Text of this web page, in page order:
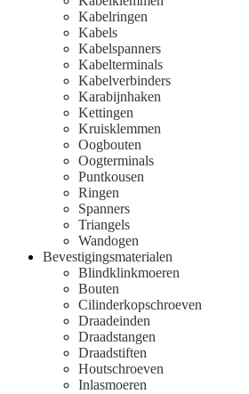
Kabelringen
Kabels
Kabelspanners
Kabelterminals
Kabelverbinders
Karabijnhaken
Kettingen
Kruisklemmen
Oogbouten
Oogterminals
Puntkousen
Ringen
Spanners
Triangels
Wandogen
Bevestigingsmaterialen
Blindklinkmoeren
Bouten
Cilinderkopschroeven
Draadeinden
Draadstangen
Draadstiften
Houtschroeven
Inlasmoeren